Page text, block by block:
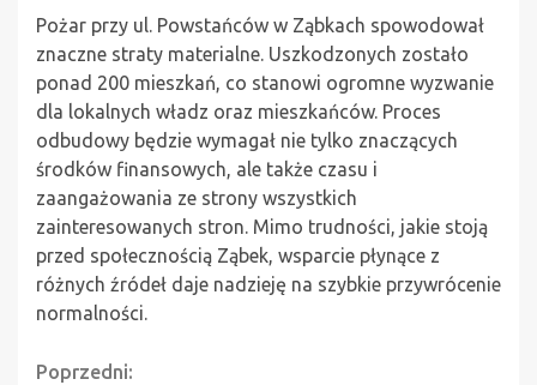
Pożar przy ul. Powstańców w Ząbkach spowodował
znaczne straty materialne. Uszkodzonych zostało
ponad 200 mieszkań, co stanowi ogromne wyzwanie
dla lokalnych władz oraz mieszkańców. Proces
odbudowy będzie wymagał nie tylko znaczących
środków finansowych, ale także czasu i
zaangażowania ze strony wszystkich
zainteresowanych stron. Mimo trudności, jakie stoją
przed społecznością Ząbek, wsparcie płynące z
różnych źródeł daje nadzieję na szybkie przywrócenie
normalności.
Poprzedni: